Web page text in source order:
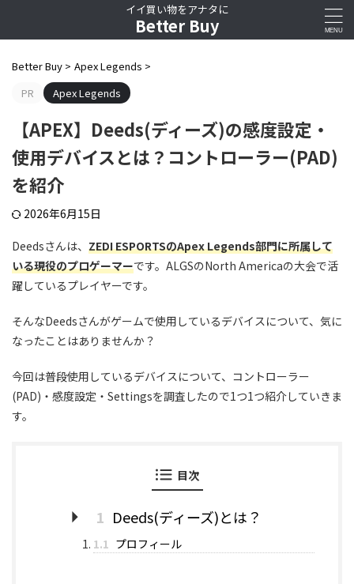
イイ買い物をアナタに
Better Buy
Better Buy > Apex Legends >
PR
Apex Legends
【APEX】Deeds(ディーズ)の感度設定・
使用デバイスとは？コントローラー(PAD)
を紹介
2026年6月15日
Deedsさんは、 ZEDI ESPORTSのApex Legends部門に所属して
いる現役のプロゲーマーです。ALGSのNorth Americaの大会で活
躍しているプレイヤーです。
そんなDeedsさんがゲームで使用しているデバイスについて、気に
なったことはありませんか？
今回は普段使用しているデバイスについて、コントローラー
(PAD)・感度設定・Settingsを調査したので1つ1つ紹介していきま
す。
目次
1 Deeds(ディーズ)とは？
1.1 プロフィール